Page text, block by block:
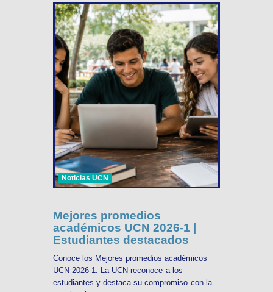
Noticias UCN
Mejores promedios
académicos UCN 2026-1 |
Estudiantes destacados
Conoce los Mejores promedios académicos
UCN 2026-1. La UCN reconoce a los
estudiantes y destaca su compromiso con la